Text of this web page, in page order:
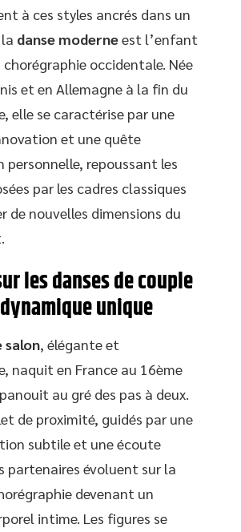
à ces styles ancrés dans un
danse moderneest l’enfant
chorégraphie occidentale. Née
et en Allemagne à la fin du
elle se caractérise par une
et une quête
personnelle, repoussant les
par les cadres classiques
de nouvelles dimensions du
les danses de couple
unique
salon, élégante et
naquit en France au 16ème
au gré des pas à deux.
de proximité, guidés par une
subtile et une écoute
partenaires évoluent sur la
devenant un
intime. Les figures se